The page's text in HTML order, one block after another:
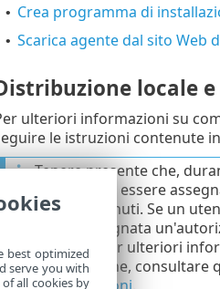
• Crea programma di
• Scarica agente dal sito Web
locale
ulteriori informazioni su
le istruzioni contenute
Tenere presente che,
utente deve essere
sono contenuti. Se un
venga assegnata
effettivo. Per ulteriori
certificazione, consultare
best optimized
serve you with
all cookies by